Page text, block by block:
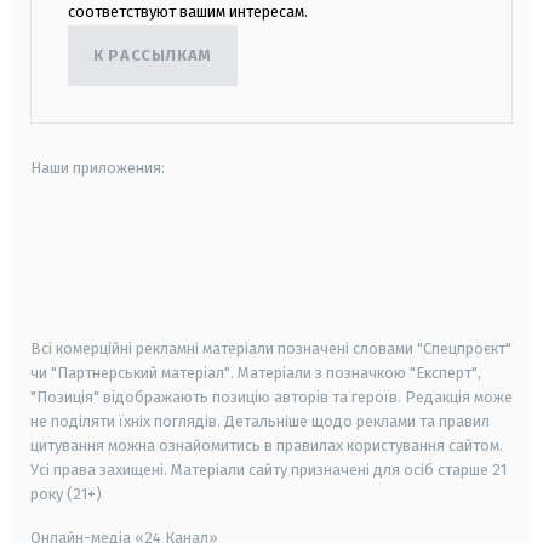
соответствуют вашим интересам.
К РАССЫЛКАМ
Наши приложения:
Всі комерційні рекламні матеріали позначені словами "Спецпроєкт"
чи "Партнерський матеріал". Матеріали з позначкою "Експерт",
"Позиція" відображають позицію авторів та героїв. Редакція може
не поділяти їхніх поглядів. Детальніше щодо реклами та правил
цитування можна ознайомитись в правилах користування сайтом.
Усі права захищені. Матеріали сайту призначені для осіб старше 21
року (21+)
Онлайн-медіа «24 Канал»